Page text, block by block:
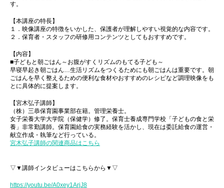
す。
【本講座の特長】
１．映像講座の特徴をいかした、保護者が理解しやすい視覚的な内容です。
２．保育者・スタッフの研修用コンテンツとしてもおすすめです。
【内容】
■子どもと朝ごはん～お腹がすくリズムのもてる子ども～
早寝早起き朝ごはん…生活リズムをつくるためにも朝ごはんは重要です。朝
ごはんを早く整えるための便利な食材やおすすめのレシピなど調理映像をも
とに具体的に提案します。
【宮木弘子講師】
（株）三恭保育園事業部在籍。管理栄養士。
女子栄養大学大学院（保健学）修了。保育士養成専門学校「子どもの食と栄
養」非常勤講師。保育園給食の実務経験を活かし、現在は委託給食の運営・
献立作成・執筆など行っている。
宮木弘子講師の関連商品はこちら
▽▼講師インタビューはこちらから▼▽
https://youtu.be/A0xey1ArjJ8